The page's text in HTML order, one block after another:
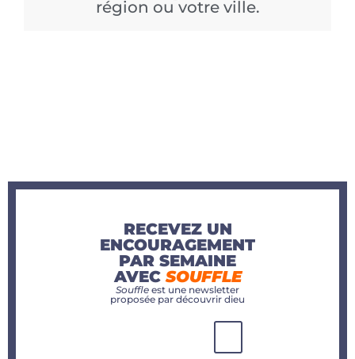
région ou votre ville.
RECEVEZ UN
ENCOURAGEMENT
PAR SEMAINE
AVECSOUFFLE
Souffle est une newsletter
proposée par découvrir dieu